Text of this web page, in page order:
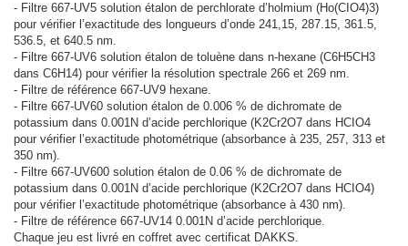
- Filtre 667-UV5 solution étalon de perchlorate d’holmium (Ho(CIO4)3)
pour vérifier l’exactitude des longueurs d’onde 241,15, 287.15, 361.5,
536.5, et 640.5 nm.
- Filtre 667-UV6 solution étalon de toluène dans n-hexane (C6H5CH3
dans C6H14) pour vérifier la résolution spectrale 266 et 269 nm.
- Filtre de référence 667-UV9 hexane.
- Filtre 667-UV60 solution étalon de 0.006 % de dichromate de
potassium dans 0.001N d’acide perchlorique (K2Cr2O7 dans HCIO4
pour vérifier l’exactitude photométrique (absorbance à 235, 257, 313 et
350 nm).
- Filtre 667-UV600 solution étalon de 0.06 % de dichromate de
potassium dans 0.001N d’acide perchlorique (K2Cr2O7 dans HCIO4)
pour vérifier l’exactitude photométrique (absorbance à 430 nm).
- Filtre de référence 667-UV14 0.001N d’acide perchlorique.
Chaque jeu est livré en coffret avec certificat DAKKS.